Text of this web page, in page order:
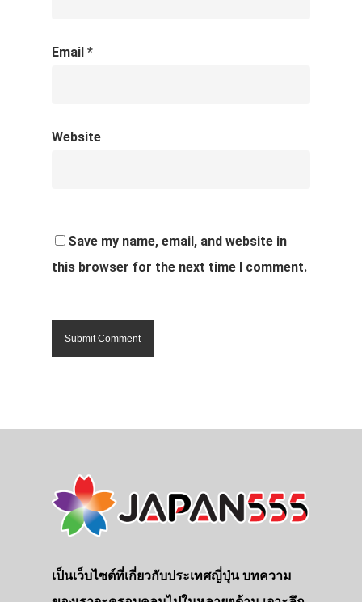
Email *
Website
Save my name, email, and website in
this browser for the next time I comment.
เป็นเว็บไซต์ที่เกี่ยวกับประเทศญี่ปุ่น บทความ